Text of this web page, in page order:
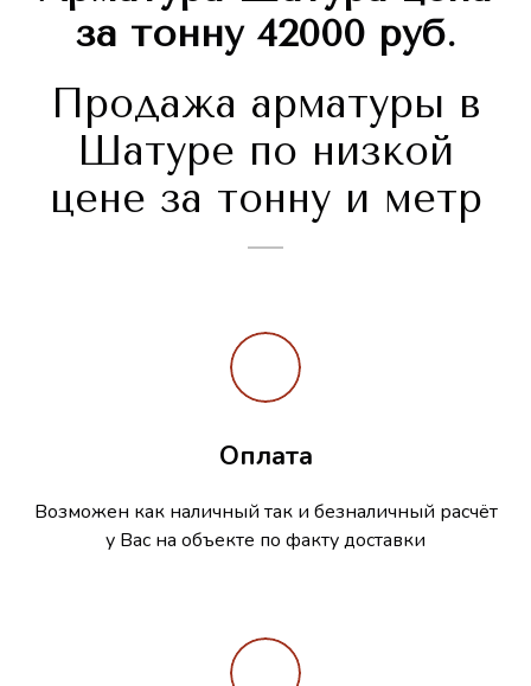
за тонну 42000 руб.
Продажа арматуры в
Шатуре по низкой
цене за тонну и метр
Оплата
Возможен как наличный так и безналичный расчёт
у Вас на объекте по факту доставки